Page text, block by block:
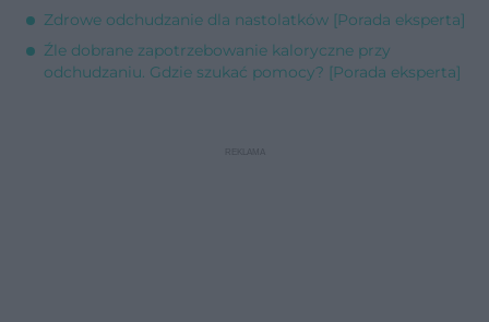
Zdrowe odchudzanie dla nastolatków [Porada eksperta]
Źle dobrane zapotrzebowanie kaloryczne przy
odchudzaniu. Gdzie szukać pomocy? [Porada eksperta]